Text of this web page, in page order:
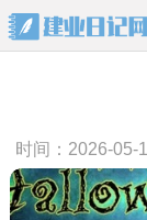
时间：2026-05-